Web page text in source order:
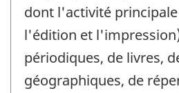
dont l'activité
l'édition et
périodiques, de livres,
géographiques, de